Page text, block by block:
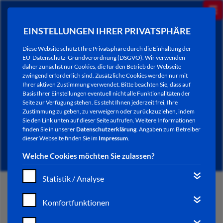
EINSTELLUNGEN IHRER PRIVATSPHÄRE
Diese Website schützt Ihre Privatsphäre durch die Einhaltung der
EU-Datenschutz-Grundverordnung (DSGVO). Wir verwenden
daher zunächst nur Cookies, die für den Betrieb der Webseite
zwingend erforderlich sind. Zusätzliche Cookies werden nur mit
Ihrer aktiven Zustimmung verwendet. Bitte beachten Sie, dass auf
Basis Ihrer Einstellungen eventuell nicht alle Funktionalitäten der
Seite zur Verfügung stehen. Es steht Ihnen jederzeit frei, Ihre
Zustimmung zu geben, zu verweigern oder zurückzuziehen, indem
Sie den Link unten auf dieser Seite aufrufen. Weitere Informationen
finden Sie in unsererDatenschutzerklärung. Angaben zum Betreiber
dieser Webseite finden Sie im Impressum.
Welche Cookies möchten Sie zulassen?
Statistik / Analyse
Komfortfunktionen
NEWSLETTER / CITY LETTER
START